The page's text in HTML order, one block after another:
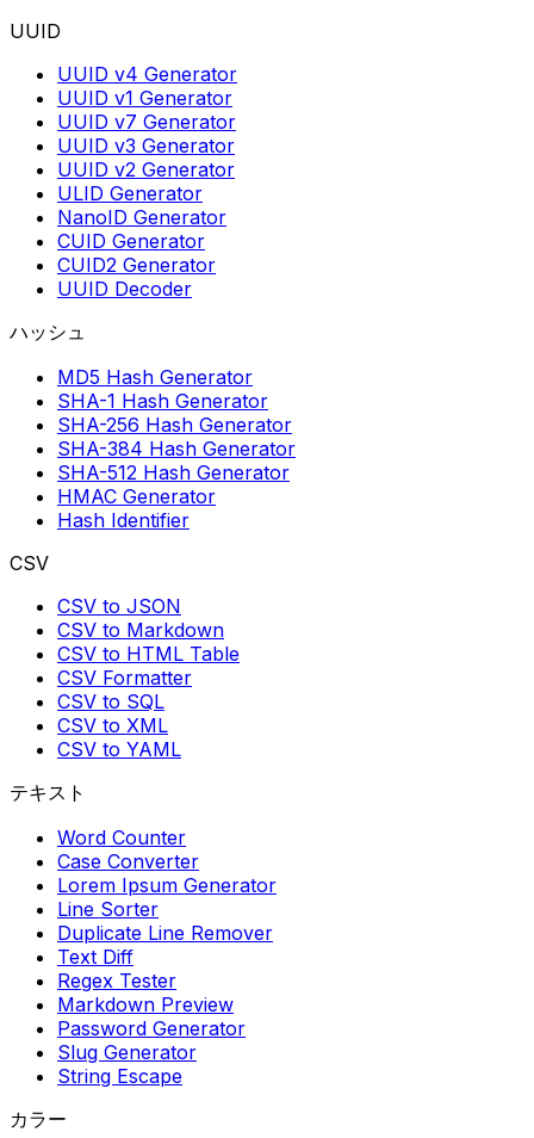
UUID
UUID v4 Generator
UUID v1 Generator
UUID v7 Generator
UUID v3 Generator
UUID v2 Generator
ULID Generator
NanoID Generator
CUID Generator
CUID2 Generator
UUID Decoder
ハッシュ
MD5 Hash Generator
SHA-1 Hash Generator
SHA-256 Hash Generator
SHA-384 Hash Generator
SHA-512 Hash Generator
HMAC Generator
Hash Identifier
CSV
CSV to JSON
CSV to Markdown
CSV to HTML Table
CSV Formatter
CSV to SQL
CSV to XML
CSV to YAML
テキスト
Word Counter
Case Converter
Lorem Ipsum Generator
Line Sorter
Duplicate Line Remover
Text Diff
Regex Tester
Markdown Preview
Password Generator
Slug Generator
String Escape
カラー